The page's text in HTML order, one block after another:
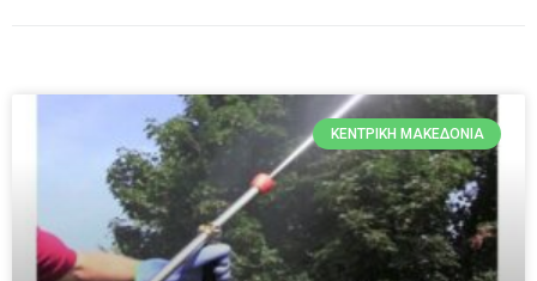
ΚΕΝΤΡΙΚΉ ΜΑΚΕΔΟΝΊΑ